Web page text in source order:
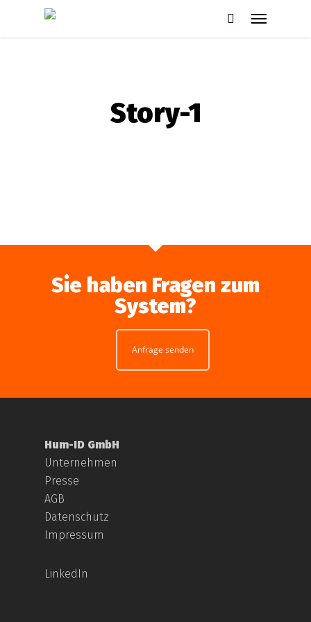
Menu
Story-1
Sie haben Fragen zum
System?
Anfrage senden
Hum-ID GmbH
Unternehmen
Presse
AGB
Datenschutz
Impressum
LinkedIn